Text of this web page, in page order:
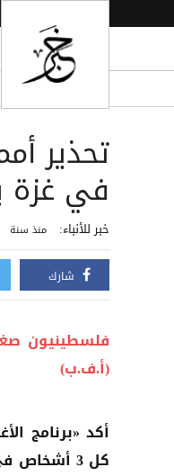
في غزة
خبر للأنباء: منذ سنة
شارك
فلسطينيون
(أ.ف.ب)
أكد «برنامج
كل 3